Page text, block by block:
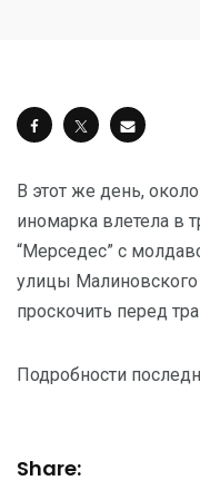
В этот же день,
иномарка влетела в
“Мерседес” с
улицы Малиновского
проскочить перед
Подробности
Share: